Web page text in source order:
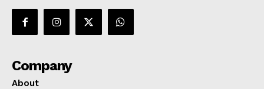
Company
About